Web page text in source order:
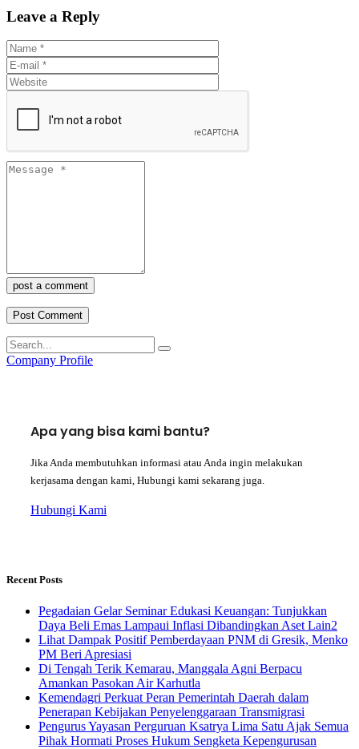
Leave a Reply
post a comment
Company Profile
Apa yang bisa kami bantu?
Jika Anda membutuhkan informasi atau Anda ingin melakukan
kerjasama dengan kami, Hubungi kami sekarang juga.
Hubungi Kami
Recent Posts
Pegadaian Gelar Seminar Edukasi Keuangan: Tunjukkan
Daya Beli Emas Lampaui Inflasi Dibandingkan Aset Lain2
Lihat Dampak Positif Pemberdayaan PNM di Gresik, Menko
PM Beri Apresiasi
​Di Tengah Terik Kemarau, Manggala Agni Berpacu
Amankan Pasokan Air Karhutla
Kemendagri Perkuat Peran Pemerintah Daerah dalam
Penerapan Kebijakan Penyelenggaraan Transmigrasi
Pengurus Yayasan Perguruan Ksatrya Lima Satu Ajak Semua
Pihak Hormati Proses Hukum Sengketa Kepengurusan